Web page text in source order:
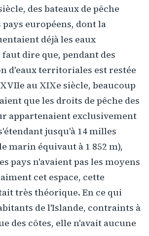
des bateaux de pêche
européens, dont la
déjà les eaux
dire que, pendant des
d'eaux territoriales est restée
au XIXe siècle, beaucoup
que les droits de pêche des
appartenaient exclusivement
jusqu'à 14 milles
marin équivaut à 1 852 m),
pays n'avaient pas les moyens
cet espace, cette
très théorique. En ce qui
de l'Islande, contraints à
des côtes, elle n'avait aucune